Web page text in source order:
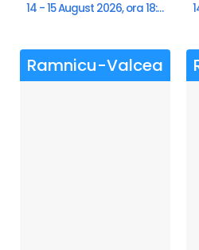
14 - 15 August 2026, ora 18:00
Ramnicu-Valcea